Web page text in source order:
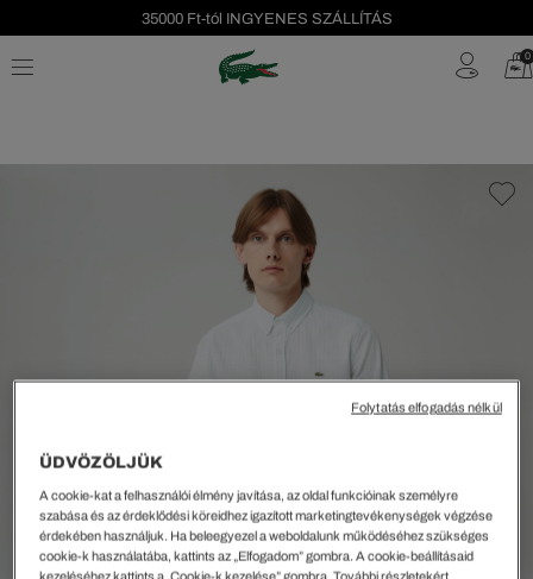
35000 Ft-tól INGYENES SZÁLLÍTÁS
Szezonális leárazás akár -40%! 0
ÜDVÖZÖLJÜK
A cookie-kat a felhasználói élmény javítása, az oldal funkcióinak személyre
szabása és az érdeklődési köreidhez igazított marketingtevékenységek végzése
érdekében használjuk. Ha beleegyezel a weboldalunk működéséhez szükséges
cookie-k használatába, kattints az „Elfogadom” gombra. A cookie-beállításaid
kezeléséhez kattints a „Cookie-k kezelése” gombra. További részletekért
Folytatás elfogadás nélkül